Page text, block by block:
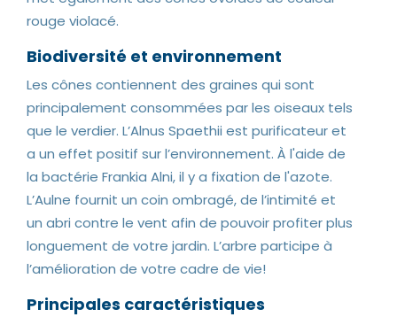
rouge violacé.
Biodiversité et environnement
Les cônes contiennent des graines qui sont
principalement consommées par les oiseaux tels
que le verdier. L’Alnus Spaethii est purificateur et
a un effet positif sur l’environnement. À l'aide de
la bactérie Frankia Alni, il y a fixation de l'azote.
L’Aulne fournit un coin ombragé, de l’intimité et
un abri contre le vent afin de pouvoir profiter plus
longuement de votre jardin. L’arbre participe à
l’amélioration de votre cadre de vie!
Principales caractéristiques